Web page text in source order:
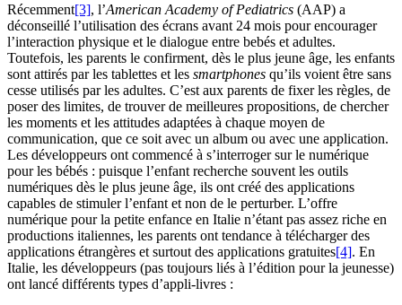
Récemment[3], l’American Academy of Pediatrics (AAP) a
déconseillé l’utilisation des écrans avant 24 mois pour encourager
l’interaction physique et le dialogue entre bebés et adultes.
Toutefois, les parents le confirment, dès le plus jeune âge, les enfants
sont attirés par les tablettes et les smartphones qu’ils voient être sans
cesse utilisés par les adultes. C’est aux parents de fixer les règles, de
poser des limites, de trouver de meilleures propositions, de chercher
les moments et les attitudes adaptées à chaque moyen de
communication, que ce soit avec un album ou avec une application.
Les développeurs ont commencé à s’interroger sur le numérique
pour les bébés : puisque l’enfant recherche souvent les outils
numériques dès le plus jeune âge, ils ont créé des applications
capables de stimuler l’enfant et non de le perturber. L’offre
numérique pour la petite enfance en Italie n’étant pas assez riche en
productions italiennes, les parents ont tendance à télécharger des
applications étrangères et surtout des applications gratuites[4]. En
Italie, les développeurs (pas toujours liés à l’édition pour la jeunesse)
ont lancé différents types d’appli-livres :